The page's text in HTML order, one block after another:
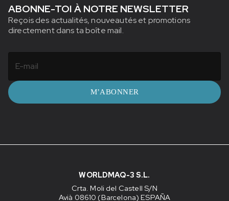
ABONNE-TOI À NOTRE NEWSLETTER
Reçois des actualités, nouveautés et promotions
directement dans ta boîte mail.
M’ABONNER
WORLDMAQ-3 S.L.
Crta. Moli del Castell S/N
Avià 08610 (Barcelona) ESPAÑA